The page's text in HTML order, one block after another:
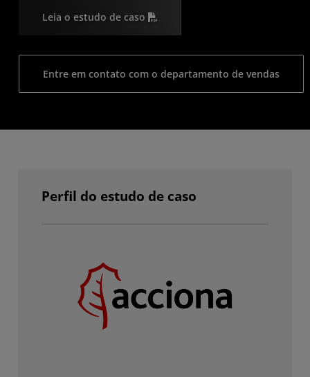
Leia o estudo de caso
Entre em contato com o departamento de vendas
Perfil do estudo de caso